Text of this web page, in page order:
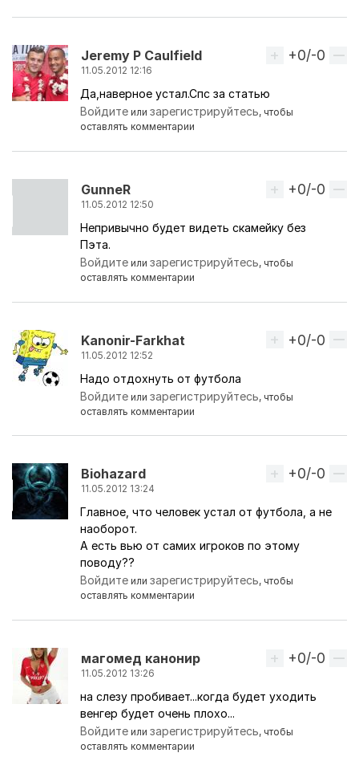
Jeremy P Caulfield
11.05.2012 12:16
Вверх
+0/-0
Да,наверное устал.Спс за статью
Войдите илизарегистрируйтесь, чтобы
оставлять комментарии
GunnеR
11.05.2012 12:50
Вверх
+0/-0
Непривычно будет видеть скамейку без
Пэта.
Войдите илизарегистрируйтесь, чтобы
оставлять комментарии
Kanonir-Farkhat
11.05.2012 12:52
Вверх
+0/-0
Надо отдохнуть от футбола
Войдите илизарегистрируйтесь, чтобы
оставлять комментарии
Biohazard
11.05.2012 13:24
Вверх
+0/-0
Главное, что человек устал от футбола, а не
наоборот.
А есть вью от самих игроков по этому
поводу??
Войдите илизарегистрируйтесь, чтобы
оставлять комментарии
магомед канонир
11.05.2012 13:26
Вверх
+0/-0
на слезу пробивает...когда будет уходить
венгер будет очень плохо...
Войдите илизарегистрируйтесь, чтобы
оставлять комментарии